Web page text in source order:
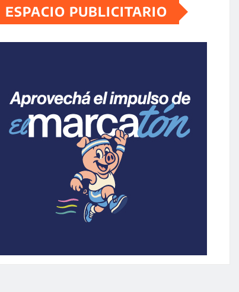
ESPACIO PUBLICITARIO